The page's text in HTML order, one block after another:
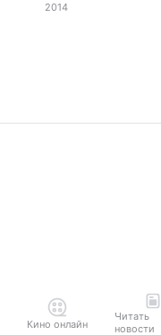
2014
Кино онлайн
Читать
новости